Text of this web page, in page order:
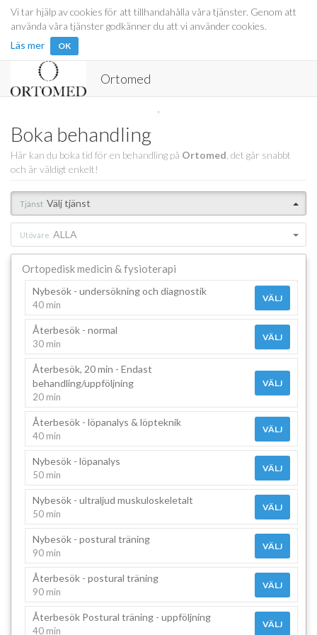
Vi tar hjälp av cookies för att tillhandahålla våra tjänster. Genom att
använda våra tjänster godkänner du att vi använder cookies.
Läs mer
OK
Ortomed
Boka behandling
Här kan du boka tid för en behandling på Ortomed , det går snabbt
och är väldigt enkelt!
Tjänst Välj tjänst
Utövare ALLA
Ortopedisk medicin & fysioterapi
Nybesök - undersökning och diagnostik
40 min
VÄLJ
Återbesök - normal
30 min
VÄLJ
Återbesök, 20 min - Endast
behandling/uppföljning
20 min
VÄLJ
Återbesök - löpanalys & löpteknik
40 min
VÄLJ
Nybesök - löpanalys
50 min
VÄLJ
Nybesök - ultraljud muskuloskeletalt
50 min
VÄLJ
Nybesök - postural träning
90 min
VÄLJ
Återbesök - postural träning
90 min
VÄLJ
Återbesök Postural träning - uppföljning
40 min
VÄLJ